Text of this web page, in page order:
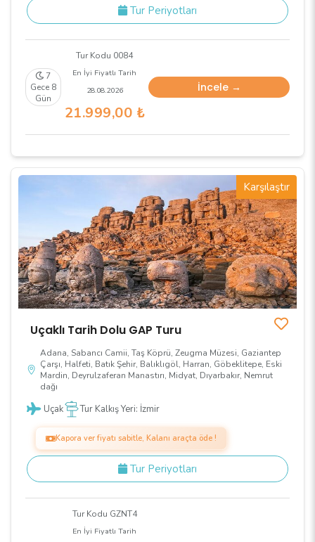
Tur Periyotları
7
Gece 8
Gün
Tur Kodu 0084
En İyi Fiyatlı Tarih
28.08.2026
21.999,00 ₺
İncele →
Karşılaştır
Uçaklı Tarih Dolu GAP Turu
Adana, Sabancı Camii, Taş Köprü, Zeugma Müzesi, Gaziantep
Çarşı, Halfeti, Batık Şehir, Balıklıgöl, Harran, Göbeklitepe, Eski
Mardin, Deyrulzaferan Manastırı, Midyat, Dıyarbakır, Nemrut
dağı
Uçak Tur Kalkış Yeri: İzmir
Kapora ver fiyatı sabitle, Kalanı araçta öde !
Tur Periyotları
Tur Kodu GZNT4
En İyi Fiyatlı Tarih